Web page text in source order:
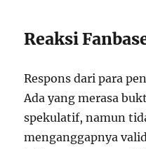
Reaksi
Respons dari para
Ada yang merasa
spekulatif, namun
menganggapnya